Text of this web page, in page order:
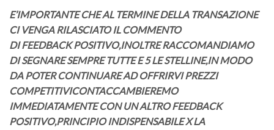
E’IMPORTANTE CHE AL TERMINE DELLA TRANSAZIONE
CI VENGA RILASCIATO IL COMMENTO
DI FEEDBACK POSITIVO,INOLTRE RACCOMANDIAMO
DI SEGNARE SEMPRE TUTTE E 5 LE STELLINE,IN MODO
DA POTER CONTINUARE AD OFFRIRVI PREZZI
COMPETITIVICONTACCAMBIEREMO
IMMEDIATAMENTE CON UN ALTRO FEEDBACK
POSITIVO,PRINCIPIO INDISPENSABILE X LA